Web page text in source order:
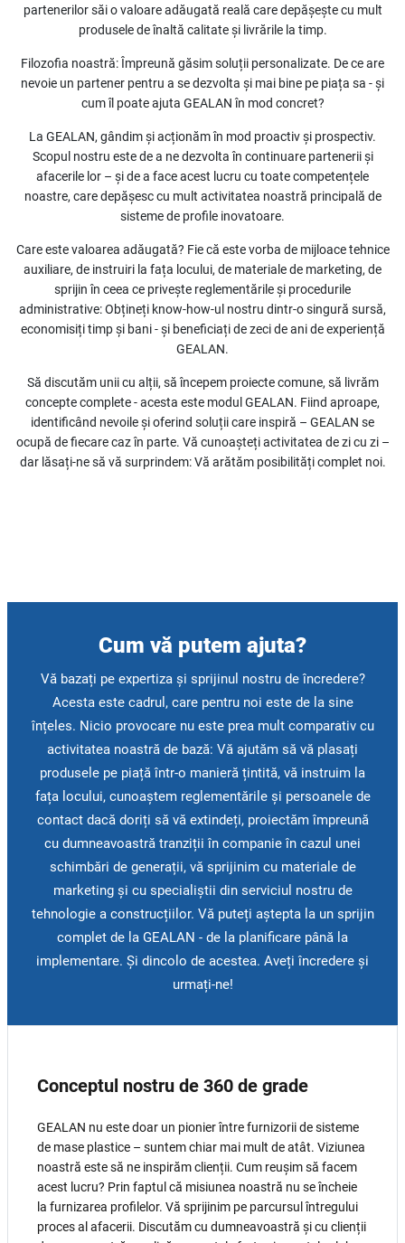
partenerilor săi o valoare adăugată reală care depășește cu mult
produsele de înaltă calitate și livrările la timp.
Filozofia noastră: Împreună găsim soluții personalizate. De ce are
nevoie un partener pentru a se dezvolta și mai bine pe piața sa - și
cum îl poate ajuta GEALAN în mod concret?
La GEALAN, gândim și acționăm în mod proactiv și prospectiv.
Scopul nostru este de a ne dezvolta în continuare partenerii și
afacerile lor – și de a face acest lucru cu toate competențele
noastre, care depășesc cu mult activitatea noastră principală de
sisteme de profile inovatoare.
Care este valoarea adăugată? Fie că este vorba de mijloace tehnice
auxiliare, de instruiri la fața locului, de materiale de marketing, de
sprijin în ceea ce privește reglementările și procedurile
administrative: Obțineți know-how-ul nostru dintr-o singură sursă,
economisiți timp și bani - și beneficiați de zeci de ani de experiență
GEALAN.
Să discutăm unii cu alții, să începem proiecte comune, să livrăm
concepte complete - acesta este modul GEALAN. Fiind aproape,
identificând nevoile și oferind soluții care inspiră – GEALAN se
ocupă de fiecare caz în parte. Vă cunoașteți activitatea de zi cu zi –
dar lăsați-ne să vă surprindem: Vă arătăm posibilități complet noi.
Cum vă putem ajuta?
Vă bazați pe expertiza și sprijinul nostru de încredere?
Acesta este cadrul, care pentru noi este de la sine
înțeles. Nicio provocare nu este prea mult comparativ cu
activitatea noastră de bază: Vă ajutăm să vă plasați
produsele pe piață într-o manieră țintită, vă instruim la
fața locului, cunoaștem reglementările și persoanele de
contact dacă doriți să vă extindeți, proiectăm împreună
cu dumneavoastră tranziții în companie în cazul unei
schimbări de generații, vă sprijinim cu materiale de
marketing și cu specialiștii din serviciul nostru de
tehnologie a construcțiilor. Vă puteți aștepta la un sprijin
complet de la GEALAN - de la planificare până la
implementare. Și dincolo de acestea. Aveți încredere și
urmați-ne!
Conceptul nostru de 360 de grade
GEALAN nu este doar un pionier între furnizorii de sisteme
de mase plastice – suntem chiar mai mult de atât. Viziunea
noastră este să ne inspirăm clienții. Cum reușim să facem
acest lucru? Prin faptul că misiunea noastră nu se încheie
la furnizarea profilelor. Vă sprijinim pe parcursul întregului
proces al afacerii. Discutăm cu dumneavoastră și cu clienții